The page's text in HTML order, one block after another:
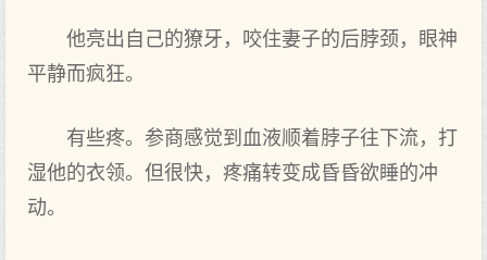
他亮出自己的獠牙，咬住妻子的后脖颈，眼神
平静而疯狂。
有些疼。参商感觉到血液顺着脖子往下流，打
湿他的衣领。但很快，疼痛转变成昏昏欲睡的冲
动。